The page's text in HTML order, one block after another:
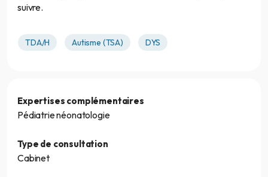
suivre.
TDA/H Autisme (TSA) DYS
Expertises complémentaires
Pédiatrie néonatologie
Type de consultation
Cabinet